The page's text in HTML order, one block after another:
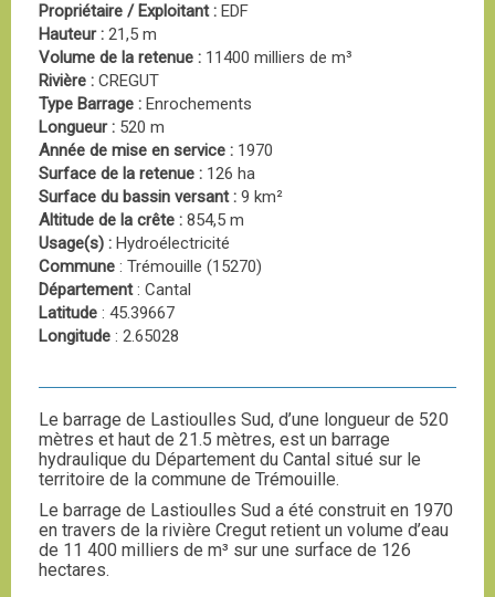
Propriétaire / Exploitant : EDF
Hauteur : 21,5 m
Volume de la retenue : 11400 milliers de m³
Rivière : CREGUT
Type Barrage : Enrochements
Longueur : 520 m
Année de mise en service : 1970
Surface de la retenue : 126 ha
Surface du bassin versant : 9 km²
Altitude de la crête : 854,5 m
Usage(s) : Hydroélectricité
Commune : Trémouille (15270)
Département: Cantal
Latitude : 45.39667
Longitude : 2.65028
Le barrage de Lastioulles Sud, d’une longueur de 520
mètres et haut de 21.5 mètres, est un barrage
hydraulique du Département du Cantal situé sur le
territoire de la commune de Trémouille.
Le barrage de Lastioulles Sud a été construit en 1970
en travers de la rivière Cregut retient un volume d’eau
de 11 400 milliers de m³ sur une surface de 126
hectares.